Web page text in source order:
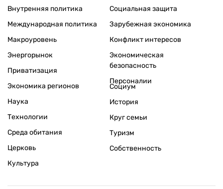
Внутренняя политика
Международная политика
Макроуровень
Энергорынок
Приватизация
Экономика регионов
Социальная защита
Зарубежная экономика
Конфликт интересов
Экономическая
безопасность
Персоналии
Наука
Технологии
Среда обитания
Церковь
Культура
Социум
История
Круг семьи
Туризм
Собственность